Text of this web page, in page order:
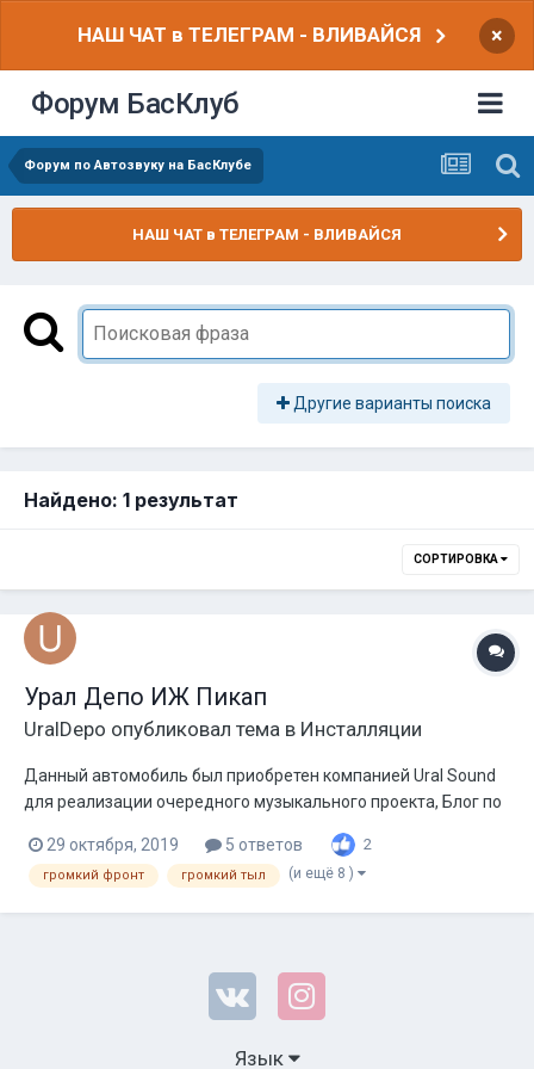
НАШ ЧАТ в ТЕЛЕГРАМ - ВЛИВАЙСЯ ×
Форум БасКлуб
Форум по Автозвуку на БасКлубе
НАШ ЧАТ в ТЕЛЕГРАМ - ВЛИВАЙСЯ
Другие варианты поиска
Найдено: 1 результат
СОРТИРОВКА
Урал Депо ИЖ Пикап
UralDepo опубликовал тема в Инсталляции
Данный автомобиль был приобретен компанией Ural Sound
для реализации очередного музыкального проекта, Блог по
наблюдать на ресурсе Bass Club
29 октября, 2019 5 ответов 2
громкий фронт громкий тыл (и ещё 8 )
Язык